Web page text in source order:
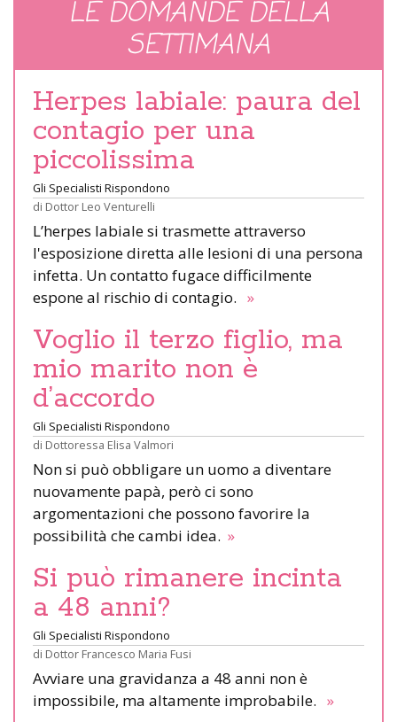
LE DOMANDE DELLA
SETTIMANA
Herpes labiale: paura del
contagio per una
piccolissima
Gli Specialisti Rispondono
di Dottor Leo Venturelli
L’herpes labiale si trasmette attraverso
l'esposizione diretta alle lesioni di una persona
infetta. Un contatto fugace difficilmente
espone al rischio di contagio. »
Voglio il terzo figlio, ma
mio marito non è
d’accordo
Gli Specialisti Rispondono
di Dottoressa Elisa Valmori
Non si può obbligare un uomo a diventare
nuovamente papà, però ci sono
argomentazioni che possono favorire la
possibilità che cambi idea. »
Si può rimanere incinta
a 48 anni?
Gli Specialisti Rispondono
di Dottor Francesco Maria Fusi
Avviare una gravidanza a 48 anni non è
impossibile, ma altamente improbabile. »